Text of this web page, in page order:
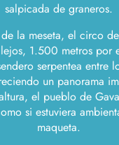
salpicada de graneros.
la meseta, el circo
1.500 metros por
serpentea entre
un panorama
el pueblo de
si estuviera
maqueta.